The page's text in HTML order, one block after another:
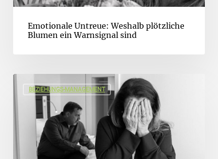
Emotionale Untreue: Weshalb plötzliche
Blumen ein Warnsignal sind
BEZIEHUNGS-MANAGEMENT